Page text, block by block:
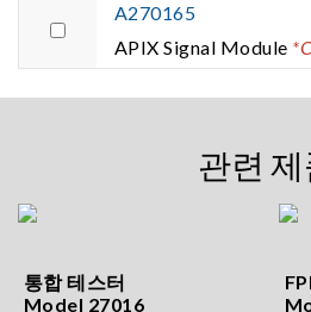
A270165
APIX Signal Module
관련
통합 테스터
Model 27016